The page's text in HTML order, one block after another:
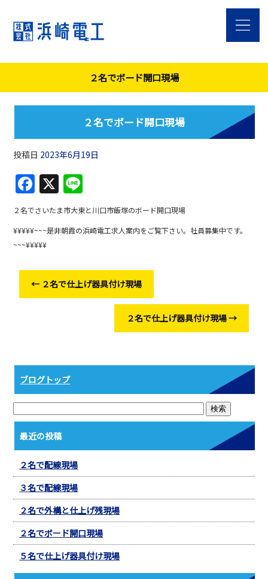
２名でボード開口現場
２名でボード開口現場
投稿日 2023年6月19日
F
a
c
e
o
o
X
n
e
２名でさいたま市大東と川口市飯塚のボード開口現場
¥¥¥¥¥~~~是非朝霞の浜崎電工求人案内をご覧下さい。社員募集中です。
~~~¥¥¥¥¥
← ２名で仕上げ器具付け現場
２名で仕上げ器具付け現場→
ブログトップ
最近の投稿
２名で配線現場
３名で配線現場
２名で外構と仕上げ残現場
２名でボード開口現場
５名で仕上げ器具付け現場